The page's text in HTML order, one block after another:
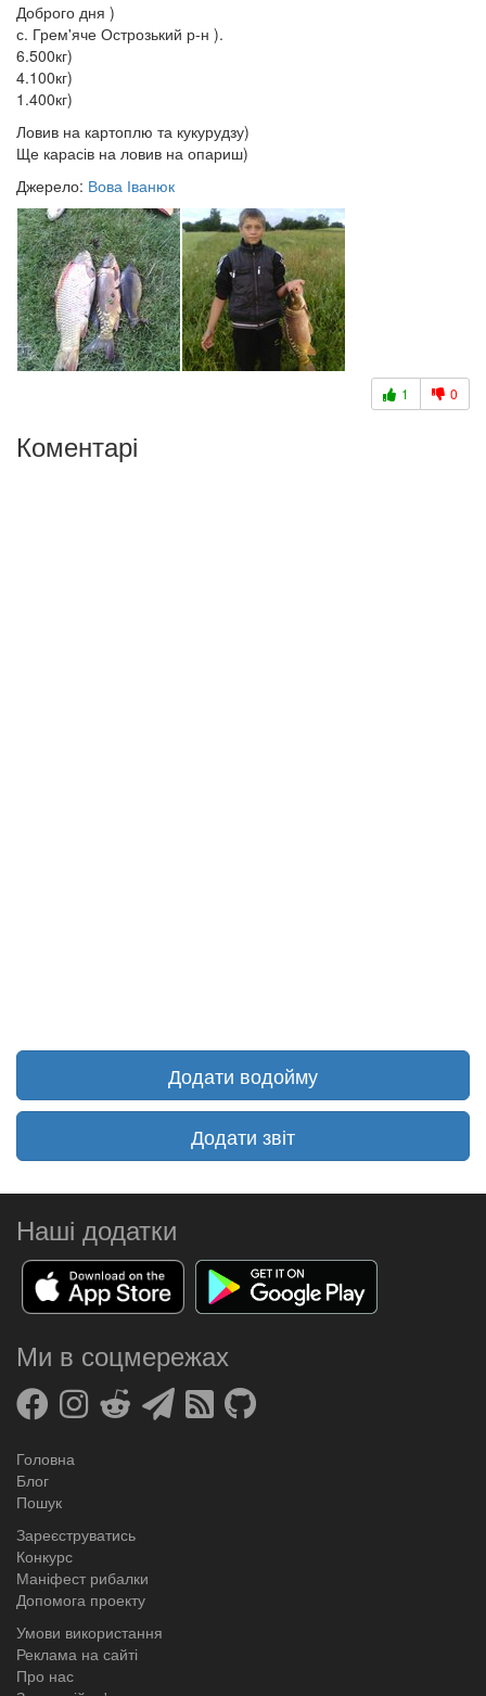
Доброго дня )
с. Грем'яче Острозький р-н ).
6.500кг)
4.100кг)
1.400кг)
Ловив на картоплю та кукурудзу)
Ще карасів на ловив на опариш)
Джерело: Вова Іванюк
1 0
Коментарі
Додати водойму
Додати звіт
Наші додатки
Ми в соцмережах
Головна
Блог
Пошук
Зареєструватись
Конкурс
Маніфест рибалки
Допомога проекту
Умови використання
Реклама на сайті
Про нас